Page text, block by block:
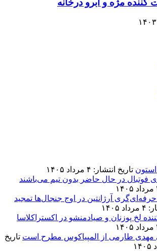
تاریخ انتشار: ۴ مرداد ۱۴۰۵
فوتبال در حال حاضر بدون تیم می‌باشند
آرژانتین در اوج جنجال‌ها تمجید
لخ پوزنان و صیادمنشو در اکستراکلاسا
مهدی طارمی از المپیاکوس مطرح است تاریخ